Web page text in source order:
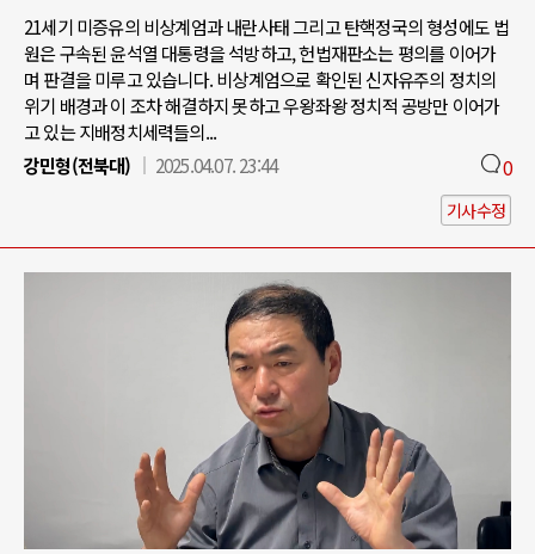
21세기 미증유의 비상계엄과 내란사태 그리고 탄핵정국의 형성에도 법
원은 구속된 윤석열 대통령을 석방하고, 헌법재판소는 평의를 이어가
며 판결을 미루고 있습니다. 비상계엄으로 확인된 신자유주의 정치의
위기 배경과 이 조차 해결하지 못하고 우왕좌왕 정치적 공방만 이어가
고 있는 지배정치세력들의...
강민형(전북대)
2025.04.07. 23:44 0
기사수정